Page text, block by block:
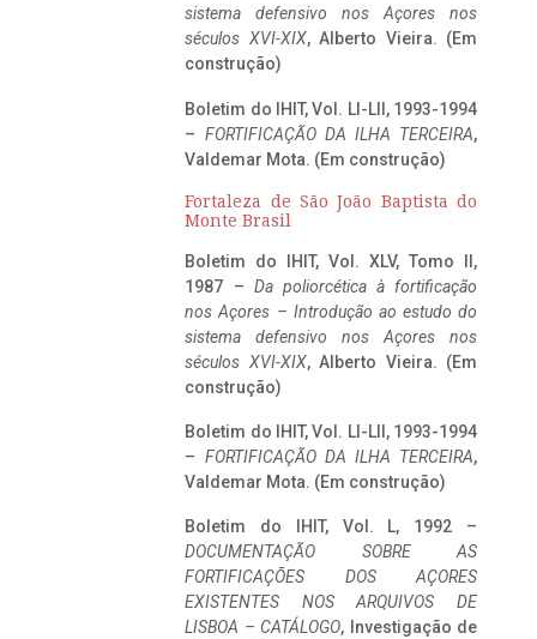
sistema defensivo nos Açores nos
séculos XVI-XIX, Alberto Vieira. (Em
construção)
Boletim do IHIT, Vol. LI-LII, 1993-1994
– FORTIFICAÇÃO DA ILHA TERCEIRA,
Valdemar Mota. (Em construção)
Fortaleza de São João Baptista do
Monte Brasil
Boletim do IHIT, Vol. XLV, Tomo II,
1987 – Da poliorcética à fortificação
nos Açores – Introdução ao estudo do
sistema defensivo nos Açores nos
séculos XVI-XIX, Alberto Vieira. (Em
construção)
Boletim do IHIT, Vol. LI-LII, 1993-1994
– FORTIFICAÇÃO DA ILHA TERCEIRA,
Valdemar Mota. (Em construção)
Boletim do IHIT, Vol. L, 1992 –
DOCUMENTAÇÃO SOBRE AS
FORTIFICAÇÕES DOS AÇORES
EXISTENTES NOS ARQUIVOS DE
LISBOA – CATÁLOGO, Investigação de